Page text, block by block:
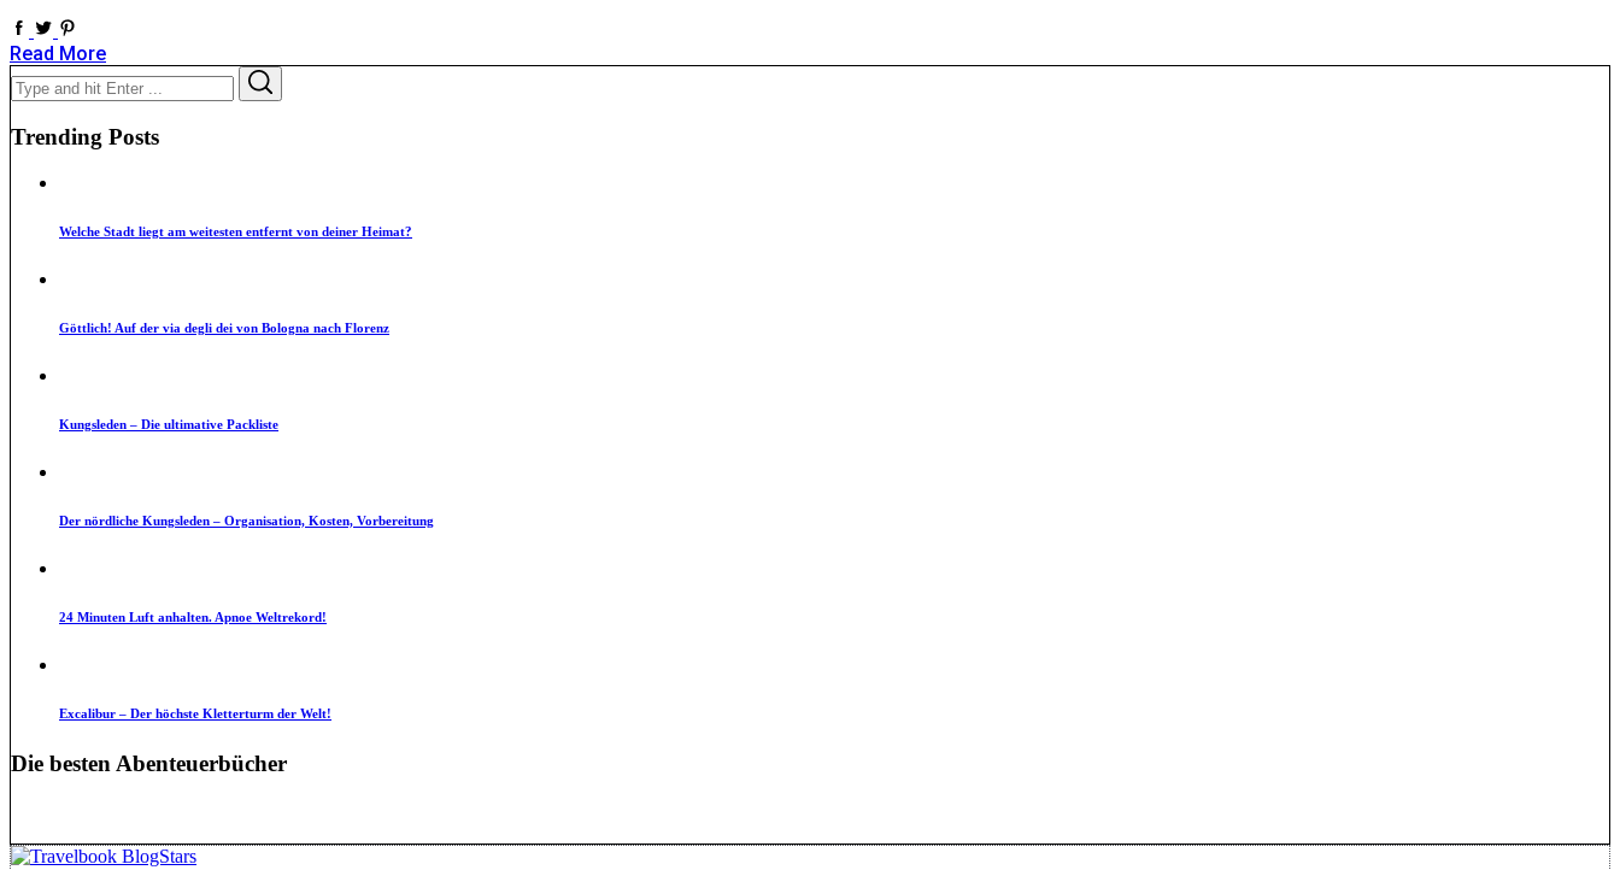
Read More
Search
for:
Trending Posts
Welche Stadt liegt am weitesten entfernt von deiner Heimat?
Göttlich! Auf der via degli dei von Bologna nach Florenz
Kungsleden – Die ultimative Packliste
Der nördliche Kungsleden – Organisation, Kosten, Vorbereitung
24 Minuten Luft anhalten. Apnoe Weltrekord!
Excalibur – Der höchste Kletterturm der Welt!
Die besten Abenteuerbücher